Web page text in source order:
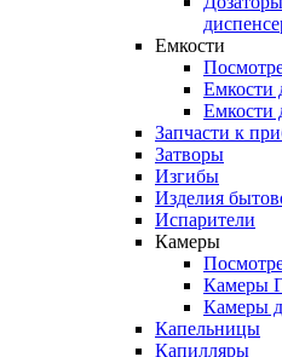
Емкости
Емкости
Емкости
Запчасти к
Затворы
Изгибы
Изделия
Испарители
Камеры
Камеры
Камеры
Капельницы
Капилляры